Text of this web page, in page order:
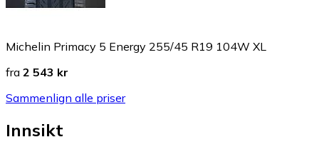
Michelin Primacy 5 Energy 255/45 R19 104W XL
fra 2 543 kr
Sammenlign alle priser
Innsikt